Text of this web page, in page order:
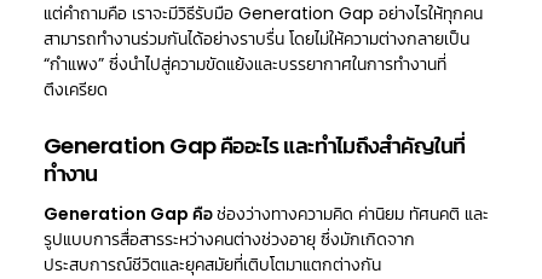
แต่คำถามคือ เราจะมีวิธีรับมือ Generation Gap อย่างไรให้ทุกคน
สามารถทำงานร่วมกันได้อย่างราบรื่น โดยไม่ให้ความต่างกลายเป็น
“กำแพง” ซึ่งนำไปสู่ความขัดแย้งและบรรยากาศในการทำงานที่
ตึงเครียด
Generation Gap คืออะไร และทำไมถึงสำคัญในที่
ทำงาน
Generation Gap คือช่องว่างทางความคิด ค่านิยม ทัศนคติ และ
รูปแบบการสื่อสารระหว่างคนต่างช่วงอายุ ซึ่งมักเกิดจาก
ประสบการณ์ชีวิตและยุคสมัยที่เติบโตมาแตกต่างกัน